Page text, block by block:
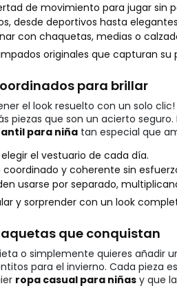
de movimiento para jugar sin
desde deportivos hasta
con chaquetas, medias o
originales que capturan su
para brillar
el look resuelto con un solo
piezas que son un acierto
para niña tan especial que
el vestuario de cada día.
coordinado y coherente sin
usarse por separado,
y sorprender con un look
que conquistan
o simplemente quieres añadir
para el invierno. Cada pieza
ropa casual para niñas y que